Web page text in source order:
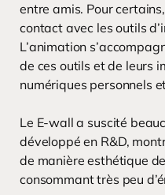
entre amis. Pour
contact avec les outils
L’animation
de ces outils et de leurs
numériques personnels
Le E-wall a suscité
développé en R&D,
de manière esthétique
consommant très peu